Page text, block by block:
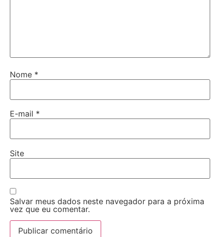
Nome *
E-mail *
Site
Salvar meus dados neste navegador para a próxima
vez que eu comentar.